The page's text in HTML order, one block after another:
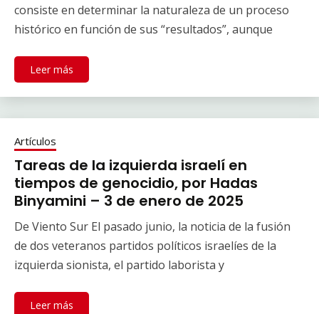
consiste en determinar la naturaleza de un proceso
histórico en función de sus “resultados”, aunque
Leer más
Artículos
Tareas de la izquierda israelí en
tiempos de genocidio, por Hadas
Binyamini – 3 de enero de 2025
De Viento Sur El pasado junio, la noticia de la fusión
de dos veteranos partidos políticos israelíes de la
izquierda sionista, el partido laborista y
Leer más